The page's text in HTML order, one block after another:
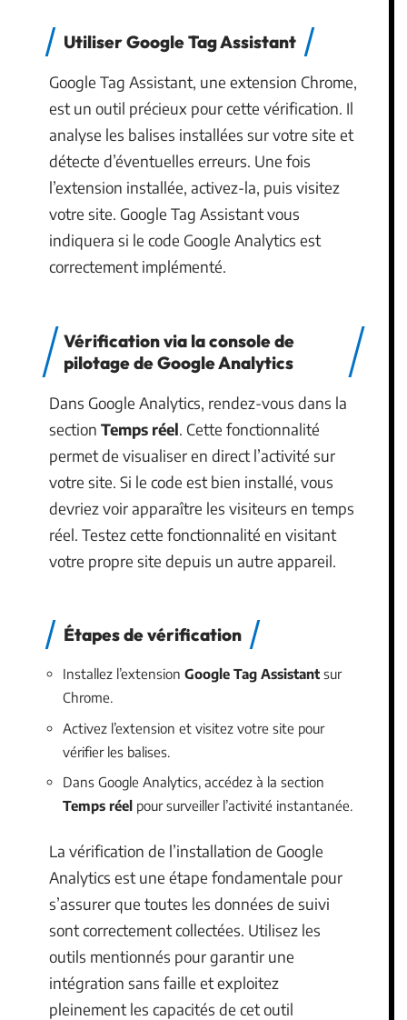
Utiliser Google Tag Assistant
Google Tag Assistant, une extension Chrome,
est un outil précieux pour cette vérification. Il
analyse les balises installées sur votre site et
détecte d’éventuelles erreurs. Une fois
l’extension installée, activez-la, puis visitez
votre site. Google Tag Assistant vous
indiquera si le code Google Analytics est
correctement implémenté.
Vérification via la console de
pilotage de Google Analytics
Dans Google Analytics, rendez-vous dans la
section Temps réel. Cette fonctionnalité
permet de visualiser en direct l’activité sur
votre site. Si le code est bien installé, vous
devriez voir apparaître les visiteurs en temps
réel. Testez cette fonctionnalité en visitant
votre propre site depuis un autre appareil.
Étapes de vérification
Installez l’extension Google Tag Assistant sur
Chrome.
Activez l’extension et visitez votre site pour
vérifier les balises.
Dans Google Analytics, accédez à la section
Temps réel pour surveiller l’activité instantanée.
La vérification de l’installation de Google
Analytics est une étape fondamentale pour
s’assurer que toutes les données de suivi
sont correctement collectées. Utilisez les
outils mentionnés pour garantir une
intégration sans faille et exploitez
pleinement les capacités de cet outil